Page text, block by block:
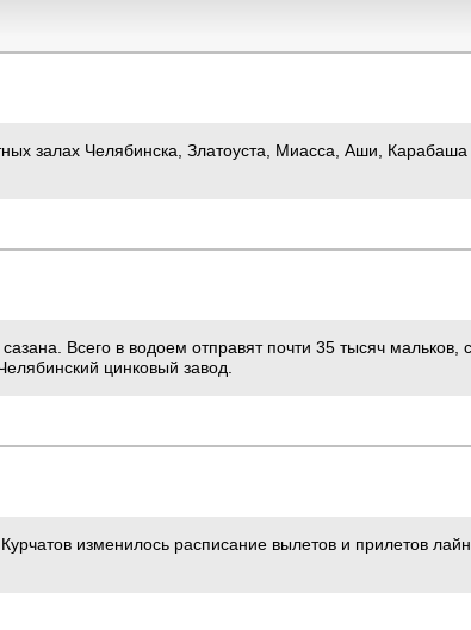
залах Челябинска, Златоуста, Миасса, Аши,
Всего в водоем отправят почти 35 тысяч
цинковый завод.
изменилось расписание вылетов и прилетов